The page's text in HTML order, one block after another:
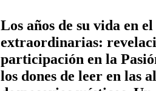
Los años de su vida en
extraordinarias:
participación en la
los dones de leer en las